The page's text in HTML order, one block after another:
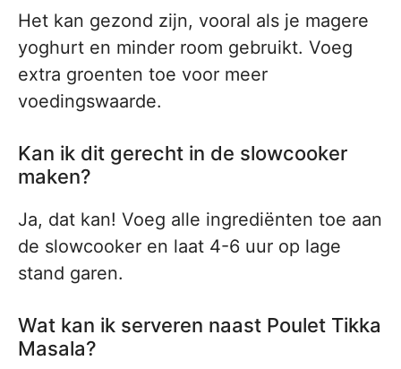
Het kan gezond zijn, vooral als je magere
yoghurt en minder room gebruikt. Voeg
extra groenten toe voor meer
voedingswaarde.
Kan ik dit gerecht in de slowcooker
maken?
Ja, dat kan! Voeg alle ingrediënten toe aan
de slowcooker en laat 4-6 uur op lage
stand garen.
Wat kan ik serveren naast Poulet Tikka
Masala?